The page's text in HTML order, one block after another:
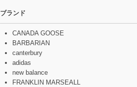
ブランド
CANADA GOOSE
BARBARIAN
canterbury
adidas
new balance
FRANKLIN MARSEALL